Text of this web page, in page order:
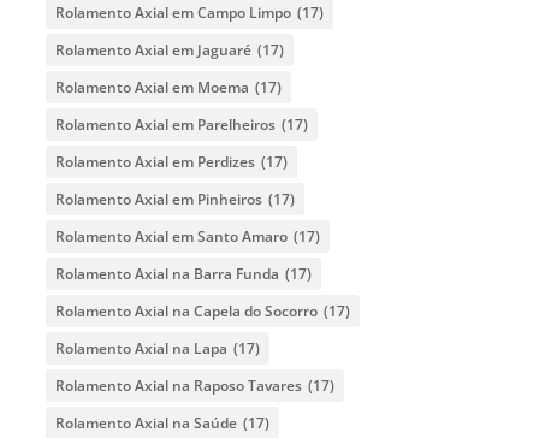
Rolamento Axial em Campo Limpo (17)
Rolamento Axial em Jaguaré (17)
Rolamento Axial em Moema (17)
Rolamento Axial em Parelheiros (17)
Rolamento Axial em Perdizes (17)
Rolamento Axial em Pinheiros (17)
Rolamento Axial em Santo Amaro (17)
Rolamento Axial na Barra Funda (17)
Rolamento Axial na Capela do Socorro (17)
Rolamento Axial na Lapa (17)
Rolamento Axial na Raposo Tavares (17)
Rolamento Axial na Saúde (17)